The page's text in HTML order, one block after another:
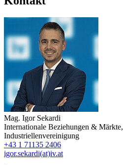
Mag. Igor Sekardi
Internationale Beziehungen & Märkte,
Industriellenvereinigung
+43 1 71135 2406
igor.sekardi(at)iv.at